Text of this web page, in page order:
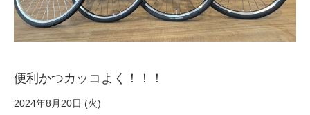
SpotMateログイン
オリジナル自転車
便利かつカッコよく！！！
2024年8月20日 (火)